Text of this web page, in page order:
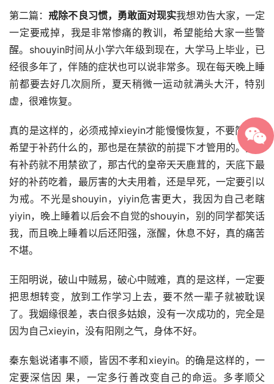
第二篇： 戒除不良习惯，勇敢面对现实我想劝告大家，一定
一定要戒掉，我是非常惨痛的教训，希望能给大家一些警
醒。shouyin时间从小学六年级到现在，大学马上毕业，已
经很多年了，伴随的症状也可以说非常多。现在每天晚上睡
前都要去好几次厕所，夏天稍微一运动就满头大汗，特别
虚，很难恢复。
真的是这样的，必须戒掉xieyin才能慢慢恢复，不要简单寄
希望于补药什么的，那也是在禁欲的前提下才管用的。要是
有补药就不用禁欲了，那古代的皇帝天天鹿茸的，天底下最
好的补药吃着，最厉害的大夫用着，还是早死，一定要引以
为戒。不光是shouyin，yiyin危害更大，我因为自己老瞎
yiyin，晚上睡着以后会不自觉的shouyin，别的同学都笑话
我，而且晚上睡着以后还阳强，涨醒，休息不好，真的痛苦
不堪。
王阳明说，破山中贼易，破心中贼难，真的是这样，一定要
把思想转变，放到工作学习上去，要不然一辈子就被耽误
了。我姻缘很差，表白很多姑娘，没有一次成功的，完全是
因为自己xieyin，没有阳刚之气，身体不好。
秦东魁说诸事不顺，皆因不孝和xieyin。的确是这样的，一
定要深信因 果，一定多行善改变自己的命运。多孝顺父